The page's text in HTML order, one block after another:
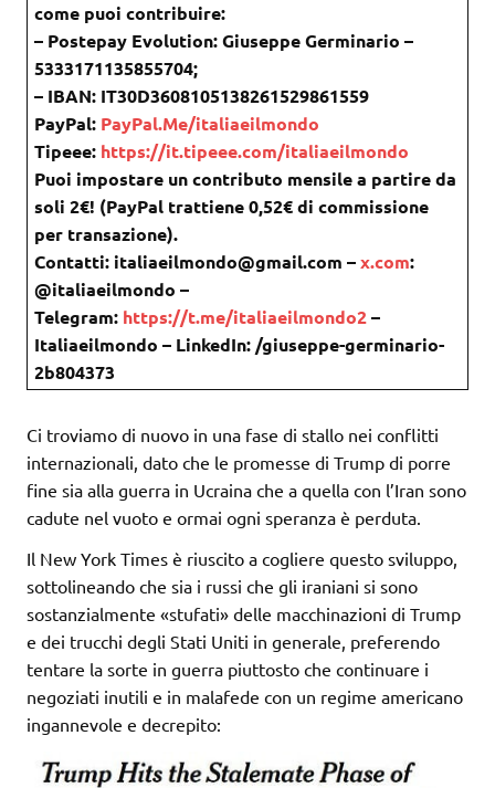
come puoi contribuire:
– Postepay Evolution: Giuseppe Germinario –
5333171135855704;
– IBAN: IT30D3608105138261529861559
PayPal: PayPal.Me/italiaeilmondo
Tipeee: https://it.tipeee.com/italiaeilmondo
Puoi impostare un contributo mensile a partire da
soli 2€! (PayPal trattiene 0,52€ di commissione
per transazione).
Contatti: italiaeilmondo@gmail.com –x.com:
@italiaeilmondo –
Telegram: https://t.me/italiaeilmondo2–
Italiaeilmondo – LinkedIn: /giuseppe-germinario-
2b804373
Ci troviamo di nuovo in una fase di stallo nei conflitti
internazionali, dato che le promesse di Trump di porre
fine sia alla guerra in Ucraina che a quella con l’Iran sono
cadute nel vuoto e ormai ogni speranza è perduta.
Il New York Times è riuscito a cogliere questo sviluppo,
sottolineando che sia i russi che gli iraniani si sono
sostanzialmente «stufati» delle macchinazioni di Trump
e dei trucchi degli Stati Uniti in generale, preferendo
tentare la sorte in guerra piuttosto che continuare i
negoziati inutili e in malafede con un regime americano
ingannevole e decrepito: